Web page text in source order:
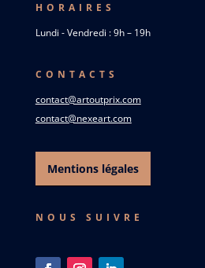
HORAIRES
Lundi - Vendredi : 9h – 19h
CONTACTS
contact@artoutprix.com
contact@nexeart.com
Mentions légales
NOUS SUIVRE